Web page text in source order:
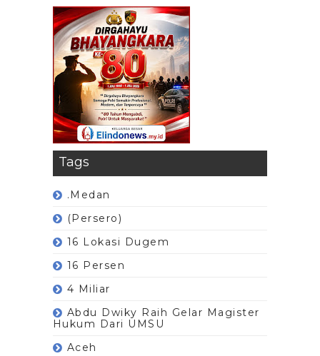
Tags
.Medan
(Persero)
16 Lokasi Dugem
16 Persen
4 Miliar
Abdu Dwiky Raih Gelar Magister
Hukum Dari UMSU
Aceh